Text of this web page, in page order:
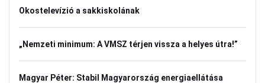
Okostelevízió a sakkiskolának
„Nemzeti minimum: A VMSZ térjen vissza a helyes útra!”
Magyar Péter: Stabil Magyarország energiaellátása